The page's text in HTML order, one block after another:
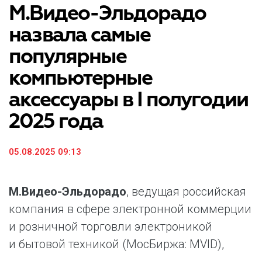
М.Видео-Эльдорадо
назвала самые
популярные
компьютерные
аксессуары в I полугодии
2025 года
05.08.2025 09:13
М.Видео-Эльдорадо, ведущая российская
компания в сфере электронной коммерции
и розничной торговли электроникой
и бытовой техникой (МосБиржа: MVID),